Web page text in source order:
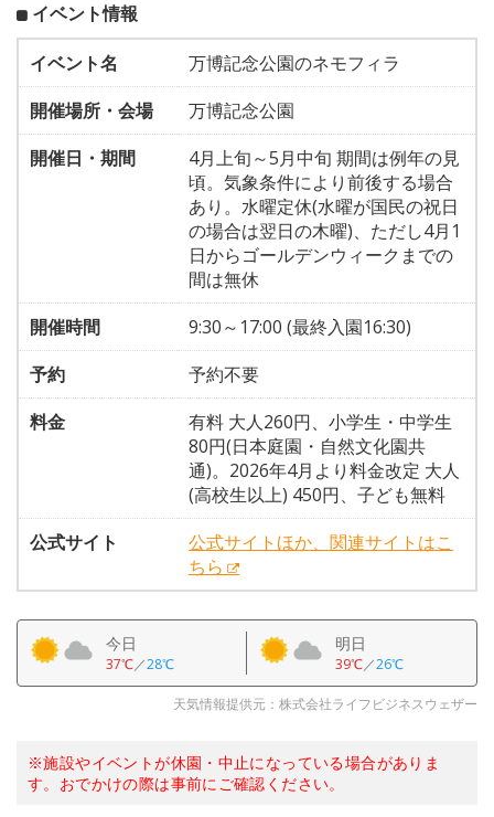
イベント情報
イベント名
万博記念公園のネモフィラ
開催場所・会場
万博記念公園
開催日・期間
4月上旬～5月中旬 期間は例年の見
頃。気象条件により前後する場合
あり。水曜定休(水曜が国民の祝日
の場合は翌日の木曜)、ただし4月1
日からゴールデンウィークまでの
間は無休
開催時間
9:30～17:00 (最終入園16:30)
予約
予約不要
料金
有料 大人260円、小学生・中学生
80円(日本庭園・自然文化園共
通)。2026年4月より料金改定 大人
(高校生以上) 450円、子ども無料
公式サイト
公式サイトほか、関連サイトはこ
ちら
今日
37℃／28℃
明日
39℃／26℃
天気情報提供元：株式会社ライフビジネスウェザー
※施設やイベントが休園・中止になっている場合がありま
す。おでかけの際は事前にご確認ください。